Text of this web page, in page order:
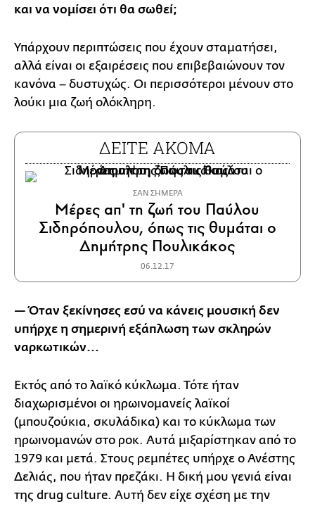
και να νομίσει ότι θα σωθεί;
Υπάρχουν περιπτώσεις που έχουν σταματήσει,
αλλά είναι οι εξαιρέσεις που επιβεβαιώνουν τον
κανόνα – δυστυχώς. Οι περισσότεροι μένουν στο
λούκι μια ζωή ολόκληρη.
ΔΕΙΤΕ ΑΚΟΜΑ
ΣΑΝ ΣΗΜΕΡΑ
Μέρες απ' τη ζωή του Παύλου
Σιδηρόπουλου, όπως τις θυμάται ο
Δημήτρης Πουλικάκος
06.12.17
— Όταν ξεκίνησες εσύ να κάνεις μουσική δεν
υπήρχε η σημερινή εξάπλωση των σκληρών
ναρκωτικών...
Εκτός από το λαϊκό κύκλωμα. Τότε ήταν
διαχωρισμένοι οι ηρωινομανείς λαϊκοί
(μπουζούκια, σκυλάδικα) και το κύκλωμα των
ηρωινομανών στο ροκ. Αυτά μιξαρίστηκαν από το
1979 και μετά. Στους ρεμπέτες υπήρχε ο Ανέστης
Δελιάς, που ήταν πρεζάκι. Η δική μου γενιά είναι
της drug culture. Αυτή δεν είχε σχέση με την